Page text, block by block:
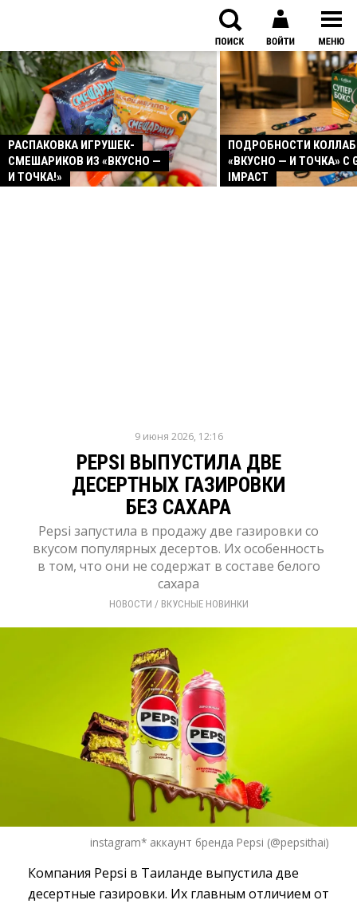
РАСПАКОВКА ИГРУШЕК-
СМЕШАРИКОВ ИЗ «ВКУСНО —
И ТОЧКА!»
ПОДРОБНОСТИ
«ВКУСНО — И ТОЧКА» С
IMPACT
9 июня 2026, 12:16
PEPSI ВЫПУСТИЛА ДВЕ
ДЕСЕРТНЫХ ГАЗИРОВКИ
БЕЗ САХАРА
Pepsi запустила в продажу две газировки со
вкусом популярных десертов. Их особенность
в том, что они не содержат в составе белого
сахара
НОВОСТИ / ВКУСНЫЕ НОВИНКИ
instagram* аккаунт бренда Pepsi (@pepsithai)
Компания Pepsi в Таиланде выпустила две
десертные газировки. Их главным отличием от